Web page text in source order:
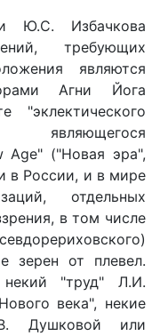
Ю.С. Избачкова
требующих
являются
Агни Йога
"эклектического
являющегося
Age" ("Новая эра",
в России, и в мире
отдельных
в том числе
зерен от плевел.
"труд" Л.И.
века", некие
Душковой или